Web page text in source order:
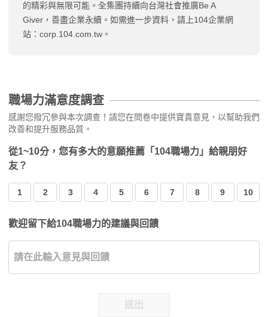
的精彩與無限可能。全集團持續向台灣社會推廣Be A
Giver，善盡企業永續。如需進一步資料，請上104企業網
站：corp.104.com.tw。
職場力滿意度調查
感謝您撥冗參與本次調查！請您在問卷中提供寶貴意見，以幫助我們
改善和提升服務品質。
從1~10分，您有多大的意願推薦「104職場力」給親朋好
友？
1 2 3 4 5 6 7 8 9 10
歡迎留下給104職場力的建議與回饋
送出